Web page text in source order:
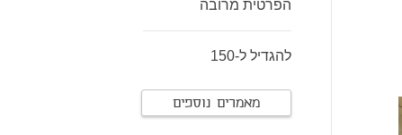
הפרטית מרובה
להגדיל ל-150
מאמרים נוספים